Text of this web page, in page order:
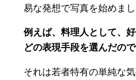
易な発想で写真を始めまし
例えば、料理人として、
どの表現手段を選んだの
それは若者特有の単純な